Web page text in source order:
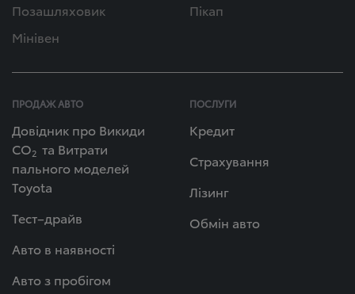
Позашляховик
Пікап
Мінівен
ПРОДАЖ АВТО
Довідник про Викиди
СО2 та Витрати
пального моделей
Toyota
Тест–драйв
Авто в наявності
Авто з пробігом
ПОСЛУГИ
Кредит
Страхування
Лізинг
Обмін авто